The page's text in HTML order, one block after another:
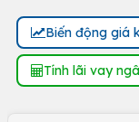
Biến động giá
Tính lãi vay